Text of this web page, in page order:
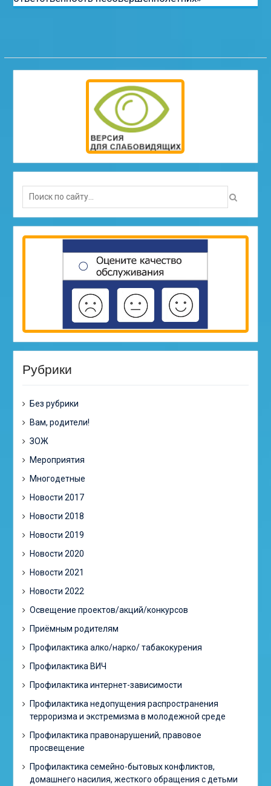
Search
for:
Рубрики
Без рубрики
Вам, родители!
ЗОЖ
Мероприятия
Многодетные
Новости 2017
Новости 2018
Новости 2019
Новости 2020
Новости 2021
Новости 2022
Освещение проектов/акций/конкурсов
Приёмным родителям
Профилактика алко/нарко/ табакокурения
Профилактика ВИЧ
Профилактика интернет-зависимости
Профилактика недопущения распространения
терроризма и экстремизма в молодежной среде
Профилактика правонарушений, правовое
просвещение
Профилактика семейно-бытовых конфликтов,
домашнего насилия, жесткого обращения с детьми